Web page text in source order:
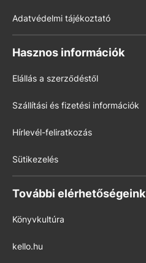
Adatvédelmi tájékoztató
Hasznos információk
Elállás a szerződéstől
Szállítási és fizetési információk
Hírlevél-feliratkozás
Sütikezelés
További elérhetőségeink
Könyvkultúra
kello.hu